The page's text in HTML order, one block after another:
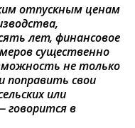
отпускным ценам
лет, финансовое
существенно
не только
поправить свои
или
говорится в